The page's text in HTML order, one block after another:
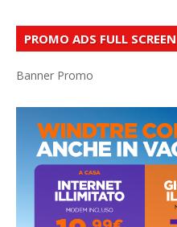
PROMO ADS FULL SCREEN
Banner Promo